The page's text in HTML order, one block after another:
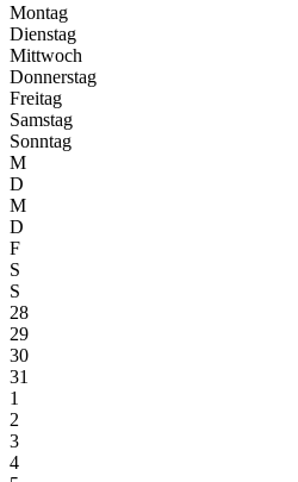
Montag
Dienstag
Mittwoch
Donnerstag
Freitag
Samstag
Sonntag
M
D
M
D
F
S
S
28
29
30
31
1
2
3
4